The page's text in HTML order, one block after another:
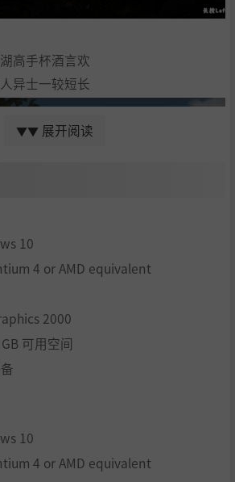
高手杯酒言欢
异士一较短长
▼▼ 展开阅读
10
4 or AMD equivalent
2000
可用空间
10
4 or AMD equivalent